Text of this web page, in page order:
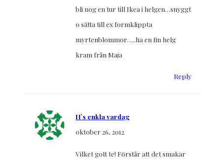
bli nog en tur till Ikea i helgen…snyggt
o sätta till ex formklippta
myrtenblommor…..ha en fin helg
kram från Maja
Reply
H`s enkla vardag
oktober 26, 2012
Vilket gott te! Förstår att det smakar